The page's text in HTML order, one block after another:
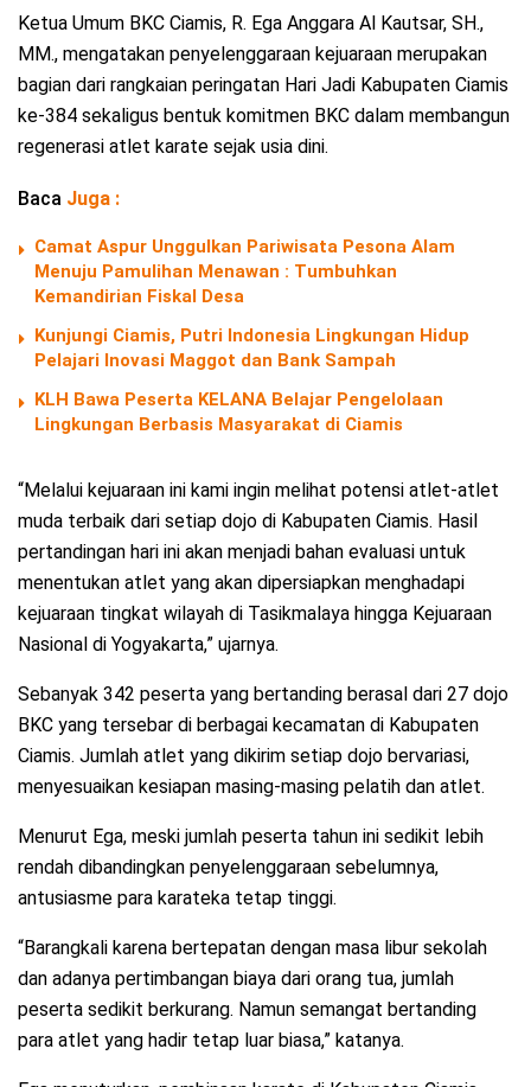
Ketua Umum BKC Ciamis, R. Ega Anggara Al Kautsar, SH.,
MM., mengatakan penyelenggaraan kejuaraan merupakan
bagian dari rangkaian peringatan Hari Jadi Kabupaten Ciamis
ke-384 sekaligus bentuk komitmen BKC dalam membangun
regenerasi atlet karate sejak usia dini.
Baca Juga :
Camat Aspur Unggulkan Pariwisata Pesona Alam
Menuju Pamulihan Menawan : Tumbuhkan
Kemandirian Fiskal Desa
Kunjungi Ciamis, Putri Indonesia Lingkungan Hidup
Pelajari Inovasi Maggot dan Bank Sampah
KLH Bawa Peserta KELANA Belajar Pengelolaan
Lingkungan Berbasis Masyarakat di Ciamis
“Melalui kejuaraan ini kami ingin melihat potensi atlet-atlet
muda terbaik dari setiap dojo di Kabupaten Ciamis. Hasil
pertandingan hari ini akan menjadi bahan evaluasi untuk
menentukan atlet yang akan dipersiapkan menghadapi
kejuaraan tingkat wilayah di Tasikmalaya hingga Kejuaraan
Nasional di Yogyakarta,” ujarnya.
Sebanyak 342 peserta yang bertanding berasal dari 27 dojo
BKC yang tersebar di berbagai kecamatan di Kabupaten
Ciamis. Jumlah atlet yang dikirim setiap dojo bervariasi,
menyesuaikan kesiapan masing-masing pelatih dan atlet.
Menurut Ega, meski jumlah peserta tahun ini sedikit lebih
rendah dibandingkan penyelenggaraan sebelumnya,
antusiasme para karateka tetap tinggi.
“Barangkali karena bertepatan dengan masa libur sekolah
dan adanya pertimbangan biaya dari orang tua, jumlah
peserta sedikit berkurang. Namun semangat bertanding
para atlet yang hadir tetap luar biasa,” katanya.